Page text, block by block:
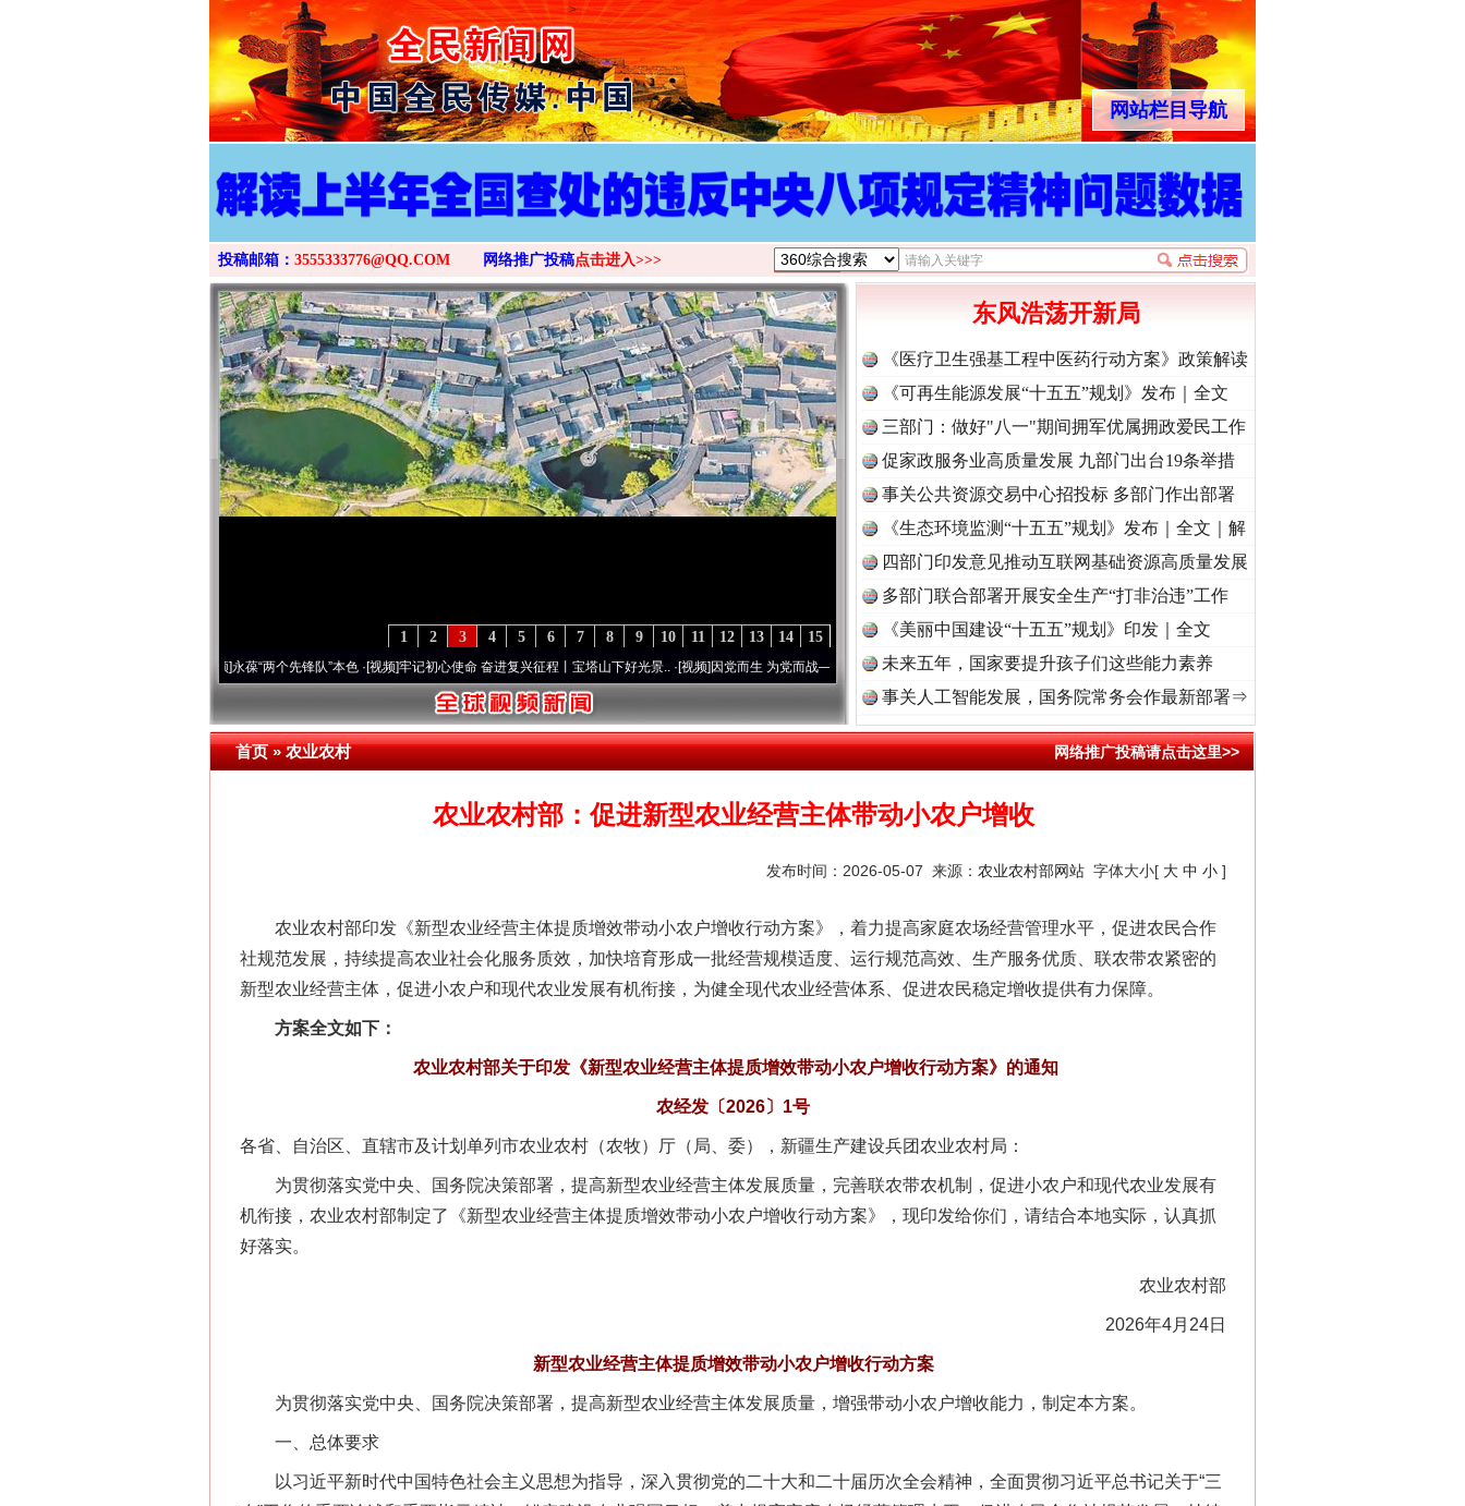
>
网站栏目导航
投稿邮箱： 3555333776@QQ.COM 网络推广投稿点击进入>>>
15
14
13
12
11
10
9
8
7
6
5
4
3
2
1
永葆“两个先锋队”本色·[视频]牢记初心使命 奋进复兴征程丨宝塔山下好光景..·[视频]因党而生 为党而战——百年“纪”事⑧加强纪律..·[视频] 牢记初心使命 奋进复兴征程丨“转折之城”激荡..
东风浩荡开新局
《医疗卫生强基工程中医药行动方案》政策解读
《可再生能源发展“十五五”规划》发布｜全文
三部门：做好"八一"期间拥军优属拥政爱民工作
促家政服务业高质量发展 九部门出台19条举措
事关公共资源交易中心招投标 多部门作出部署
《生态环境监测“十五五”规划》发布｜全文｜解
读
四部门印发意见推动互联网基础资源高质量发展
多部门联合部署开展安全生产“打非治违”工作
《美丽中国建设“十五五”规划》印发｜全文
未来五年，国家要提升孩子们这些能力素养
事关人工智能发展，国务院常务会作最新部署⇒
首页»农业农村 网络推广投稿请点击这里>>
农业农村部：促进新型农业经营主体带动小农户增收
发布时间：2026-05-07 来源： 农业农村部网站 字体大小[ 大 中 小 ]
农业农村部印发《新型农业经营主体提质增效带动小农户增收行动方案》，着力提高家庭农场经营管理水平，促进农民合作
社规范发展，持续提高农业社会化服务质效，加快培育形成一批经营规模适度、运行规范高效、生产服务优质、联农带农紧密的
新型农业经营主体，促进小农户和现代农业发展有机衔接，为健全现代农业经营体系、促进农民稳定增收提供有力保障。
方案全文如下：
农业农村部关于印发《新型农业经营主体提质增效带动小农户增收行动方案》的通知
农经发〔2026〕1号
各省、自治区、直辖市及计划单列市农业农村（农牧）厅（局、委），新疆生产建设兵团农业农村局：
为贯彻落实党中央、国务院决策部署，提高新型农业经营主体发展质量，完善联农带农机制，促进小农户和现代农业发展有
机衔接，农业农村部制定了《新型农业经营主体提质增效带动小农户增收行动方案》，现印发给你们，请结合本地实际，认真抓
好落实。
农业农村部
2026年4月24日
新型农业经营主体提质增效带动小农户增收行动方案
为贯彻落实党中央、国务院决策部署，提高新型农业经营主体发展质量，增强带动小农户增收能力，制定本方案。
一、总体要求
以习近平新时代中国特色社会主义思想为指导，深入贯彻党的二十大和二十届历次全会精神，全面贯彻习近平总书记关于“三